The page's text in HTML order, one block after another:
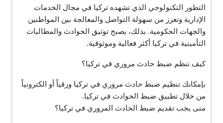
التطور التكنولوجي الذي تشهده تركيا في مجال الخدمات
الإدارية وتعزز من سهولة التواصل والمعالجة بين المواطنين
والجهات الحكومية. بذلك، يصبح توثيق الحوادث والمطالبات
التأمينية في تركيا أكثر فعالية وموثوقية.
كيف تنظم ضبط حادث مروري في تركيا؟
بإمكانك تنظيم ضبط حادث مروري في تركيا ورقياً أو الكترونياً
من خلال تطبيق ضبط الحوادث في تركيا.
متى يجب تقديم ضبط الحادث المروري في تركيا؟